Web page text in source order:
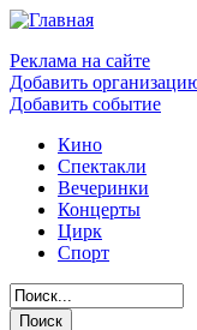
Реклама на сайте
Добавить
Добавить событие
Кино
Спектакли
Вечеринки
Концерты
Цирк
Спорт